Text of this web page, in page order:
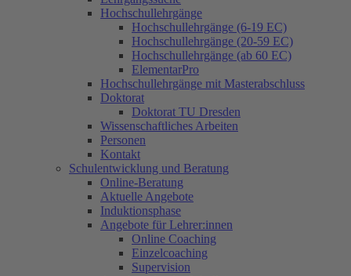
Hochschullehrgänge
Hochschullehrgänge (6-19 EC)
Hochschullehrgänge (20-59 EC)
Hochschullehrgänge (ab 60 EC)
ElementarPro
Hochschullehrgänge mit Masterabschluss
Doktorat
Doktorat TU Dresden
Wissenschaftliches Arbeiten
Personen
Kontakt
Schulentwicklung und Beratung
Online-Beratung
Aktuelle Angebote
Induktionsphase
Angebote für Lehrer:innen
Online Coaching
Einzelcoaching
Supervision